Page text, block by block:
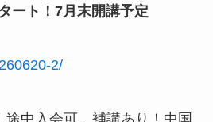
ート！7月末開講予定
2/
途中入会可。補講あり！中国